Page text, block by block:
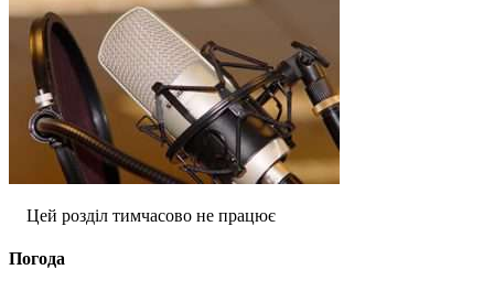
Цей розділ тимчасово не працює
Погода